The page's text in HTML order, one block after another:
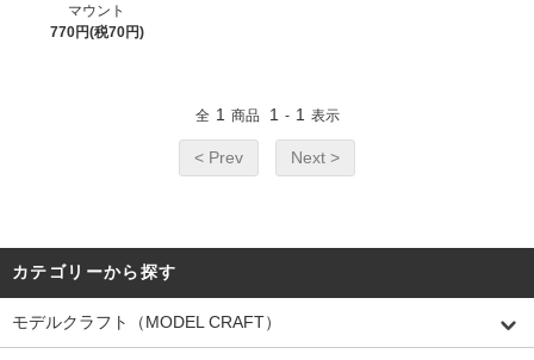
マウント
770円(税70円)
全 1 商品 1 - 1 表示
< Prev Next >
カテゴリーから探す
モデルクラフト（MODEL CRAFT）